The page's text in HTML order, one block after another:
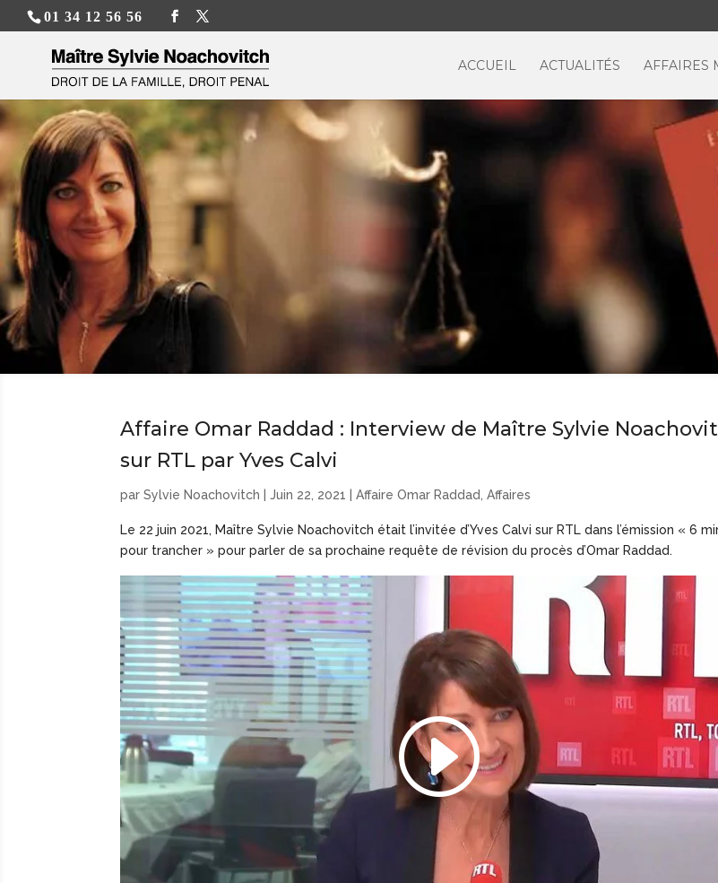
01 34 12 56 56
ACCUEIL ACTUALITÉS AFFAIRES
Affaire Omar Raddad : Interview de Maître Sylvie
sur RTL par Yves Calvi
parSylvie Noachovitch |Juin 22, 2021 |Affaire Omar Raddad ,Affaires
Le 22 juin 2021, Maître Sylvie Noachovitch était l’invitée d’Yves Calvi sur RTL dans l’émission « 6
pour trancher » pour parler de sa prochaine requête de révision du procès d’Omar Raddad.